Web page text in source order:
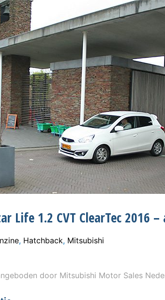
Life 1.2 CVT ClearTec 2016
, Hatchback, Mitsubishi
door Mitsubishi Motor Sales